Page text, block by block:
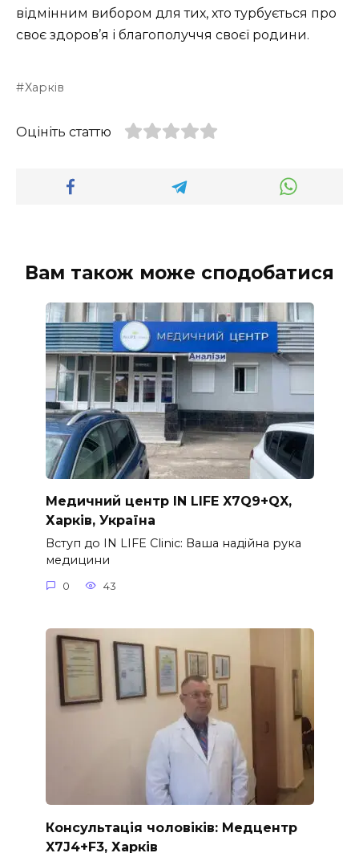
відмінним вибором для тих, хто турбується про
своє здоров’я і благополуччя своєї родини.
Харків
Оцініть статтю
Вам також може сподобатися
Медичний центр IN LIFE X7Q9+QX,
Харків, Україна
Вступ до IN LIFE Clinic: Ваша надійна рука
медицини
0 43
Консультація чоловіків: Медцентр
X7J4+F3, Харків